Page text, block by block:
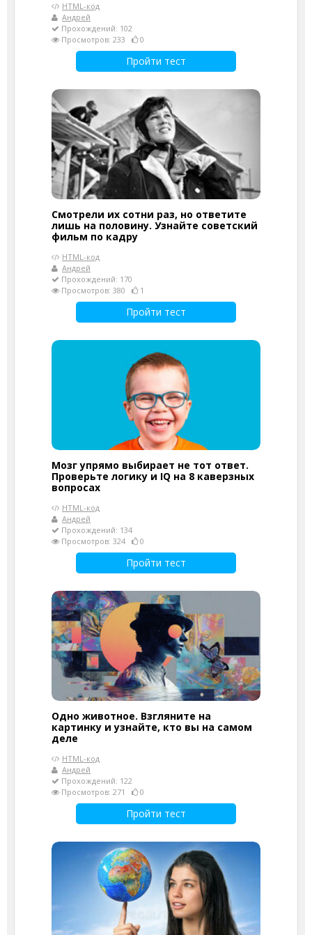
HTML-код
Андрей
Прохождений: 102
Просмотров: 233
0
Пройти тест
Смотрели их сотни раз, но ответите
лишь на половину. Узнайте советский
фильм по кадру
HTML-код
Андрей
Прохождений: 170
Просмотров: 380
1
Пройти тест
Мозг упрямо выбирает не тот ответ.
Проверьте логику и IQ на 8 каверзных
вопросах
HTML-код
Андрей
Прохождений: 134
Просмотров: 324
0
Пройти тест
Одно животное. Взгляните на
картинку и узнайте, кто вы на самом
деле
HTML-код
Андрей
Прохождений: 122
Просмотров: 271
0
Пройти тест